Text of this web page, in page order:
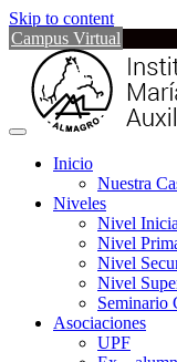
Skip to content
Campus Virtual
Inicio
Nuestra
Niveles
Nivel
Nivel
Nivel
Nivel
Seminario
Asociaciones
UPF